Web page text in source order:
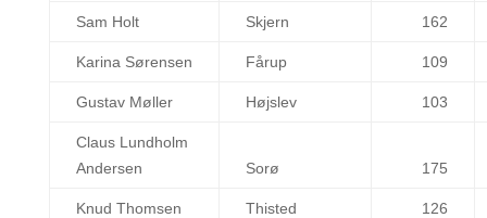
Sam Holt Skjern 162
Karina Sørensen Fårup 109
Gustav Møller Højslev 103
Claus Lundholm
Andersen
Sorø 175
Knud Thomsen Thisted 126